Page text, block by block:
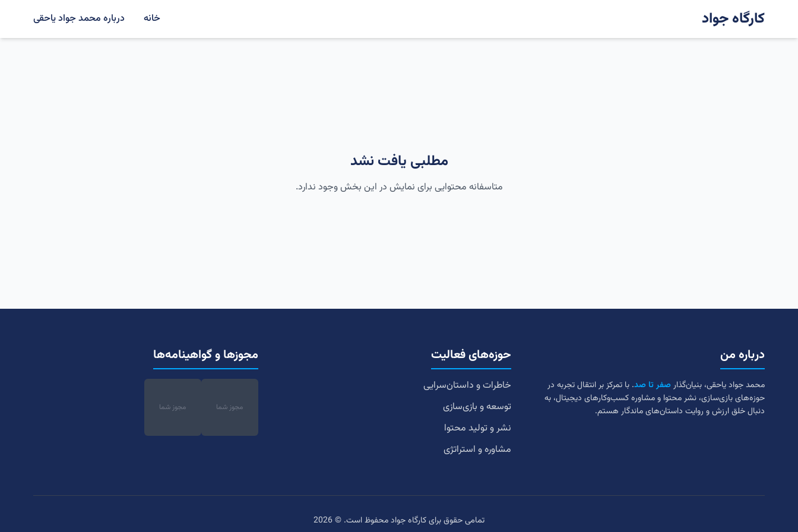
کارگاه جواد خانه درباره محمد جواد یاحقی
مطلبی یافت نشد
متاسفانه محتوایی برای نمایش در این بخش وجود ندارد.
درباره من
محمد جواد یاحقی، بنیان‌گذارصفر تا صد. با تمرکز بر انتقال تجربه در
حوزه‌های بازی‌سازی، نشر محتوا و مشاوره کسب‌وکارهای دیجیتال، به
دنبال خلق ارزش و روایت داستان‌های ماندگار هستم.
حوزه‌های فعالیت
خاطرات و داستان‌سرایی
توسعه و بازی‌سازی
نشر و تولید محتوا
مشاوره و استراتژی
مجوزها و گواهینامه‌ها
مجوز شما مجوز شما
تمامی حقوق برای کارگاه جواد محفوظ است. © 2026